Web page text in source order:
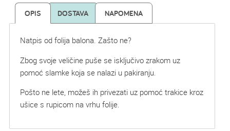
OPIS DOSTAVA NAPOMENA
Natpis od folija balona. Zašto ne?
Zbog svoje veličine puše se isključivo zrakom uz
pomoć slamke koja se nalazi u pakiranju.
Pošto ne lete, možeš ih privezati uz pomoć trakice kroz
ušice s rupicom na vrhu folije.